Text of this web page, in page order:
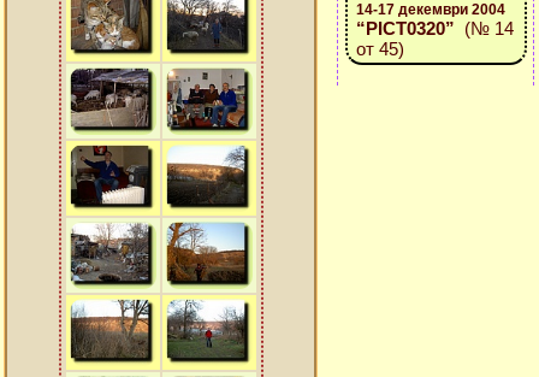
14-17 декември 2004
“PICT0320” (№ 14
от 45)